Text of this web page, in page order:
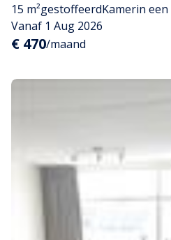
15 m²gestoffeerdKamerin
Vanaf 1 Aug 2026
€ 470/maand